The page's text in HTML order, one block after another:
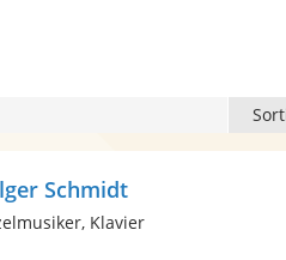
Schmidt
Klavier